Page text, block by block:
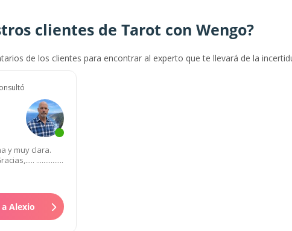
clientes de Tarot con Wengo?
de los clientes para encontrar al experto que te llevará de la
y muy clara.
...............
Alexio